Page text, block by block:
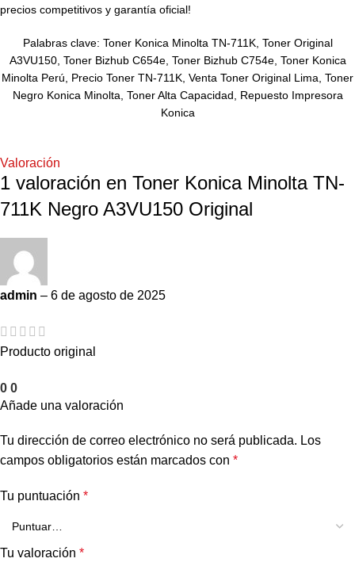
precios competitivos y garantía oficial!
Palabras clave: Toner Konica Minolta TN-711K, Toner Original
A3VU150, Toner Bizhub C654e, Toner Bizhub C754e, Toner Konica
Minolta Perú, Precio Toner TN-711K, Venta Toner Original Lima, Toner
Negro Konica Minolta, Toner Alta Capacidad, Repuesto Impresora
Konica
Valoración
1 valoración en Toner Konica Minolta TN-
711K Negro A3VU150 Original
admin – 6 de agosto de 2025
Producto original
0 0
Añade una valoración
Tu dirección de correo electrónico no será publicada. Los
campos obligatorios están marcados con *
Tu puntuación *
Tu valoración *